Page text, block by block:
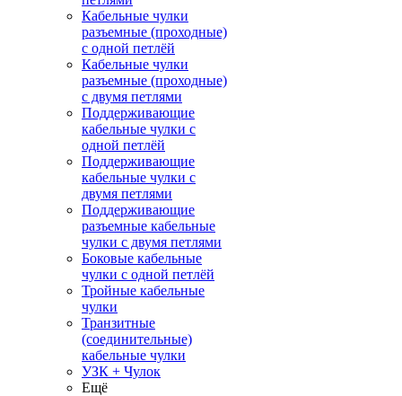
Кабельные чулки
разъемные (проходные)
с одной петлёй
Кабельные чулки
разъемные (проходные)
с двумя петлями
Поддерживающие
кабельные чулки с
одной петлёй
Поддерживающие
кабельные чулки с
двумя петлями
Поддерживающие
разъемные кабельные
чулки с двумя петлями
Боковые кабельные
чулки с одной петлёй
Тройные кабельные
чулки
Транзитные
(соединительные)
кабельные чулки
УЗК + Чулок
Ещё